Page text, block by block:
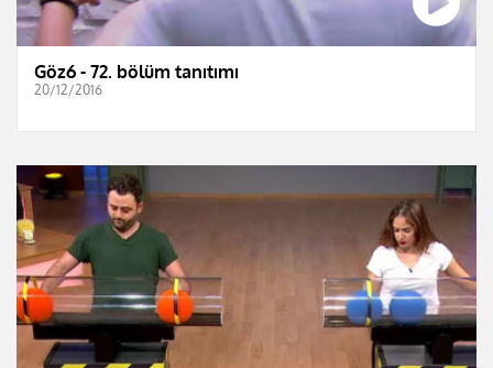
Göz6 - 72. bölüm tanıtımı
20/12/2016